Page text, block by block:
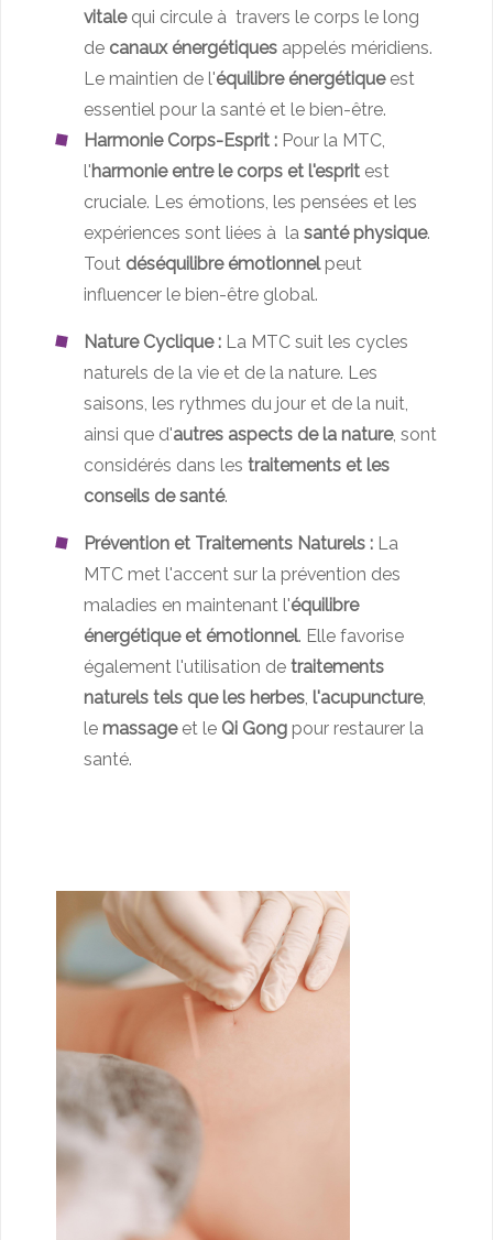
vitale qui circule à travers le corps le long
de canaux énergétiques appelés méridiens.
Le maintien de l'équilibre énergétiqueest
essentiel pour la santé et le bien-être.
Harmonie Corps-Esprit : Pour la MTC,
l'harmonie entre le corps et l'esprit est
cruciale. Les émotions, les pensées et les
expériences sont liées à la santé physique.
Tout déséquilibre émotionnelpeut
influencer le bien-être global.
Nature Cyclique : La MTC suit les cycles
naturels de la vie et de la nature. Les
saisons, les rythmes du jour et de la nuit,
ainsi que d'autres aspects de la nature, sont
considérés dans les traitements et les
conseils de santé.
Prévention et Traitements Naturels : La
MTC met l'accent sur la prévention des
maladies en maintenant l'équilibre
énergétique et émotionnel. Elle favorise
également l'utilisation de traitements
naturels tels que les herbes, l'acupuncture,
le massageet le Qi Gong pour restaurer la
santé.